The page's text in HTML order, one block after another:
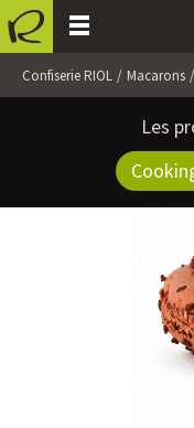
Confiserie RIOL Macarons
Les